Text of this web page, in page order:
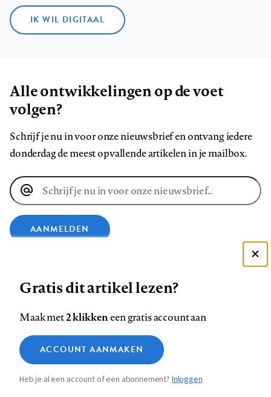
IK WIL DIGITAAL
Alle ontwikkelingen op de voet
volgen?
Schrijf je nu in voor onze nieuwsbrief en ontvang iedere
donderdag de meest opvallende artikelen in je mailbox.
E-
mailadres
AANMELDEN
op
Facebook
op
LinkedIn
op
Bluesky
ons
op
InstagramYouTube
Footer
navigation
Contact Colofon Disclaimer Privacy
Medische vragen verdienen
betrouwbare antwoorden
Zie onze cookie policy
Analytische cookies
Marketing cookies
Gratis dit artikel lezen?
Maak met2 klikkeneen gratis account aan
ACCOUNT AANMAKEN
Heb je al een account of een abonnement?Inloggen